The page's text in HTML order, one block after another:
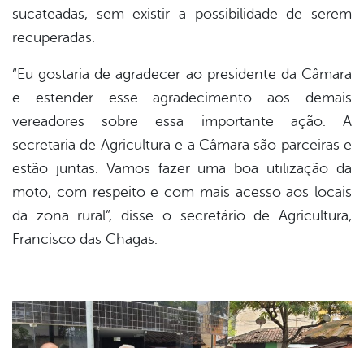
sucateadas, sem existir a possibilidade de serem
recuperadas.
“Eu gostaria de agradecer ao presidente da Câmara
e estender esse agradecimento aos demais
vereadores sobre essa importante ação. A
secretaria de Agricultura e a Câmara são parceiras e
estão juntas. Vamos fazer uma boa utilização da
moto, com respeito e com mais acesso aos locais
da zona rural”, disse o secretário de Agricultura,
Francisco das Chagas.